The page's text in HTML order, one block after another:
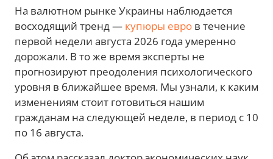
На валютном рынке Украины наблюдается
восходящий тренд — купюры евро в течение
первой недели августа 2026 года умеренно
дорожали. В то же время эксперты не
прогнозируют преодоления психологического
уровня в ближайшее время. Мы узнали, к каким
изменениям стоит готовиться нашим
гражданам на следующей неделе, в период с 10
по 16 августа.